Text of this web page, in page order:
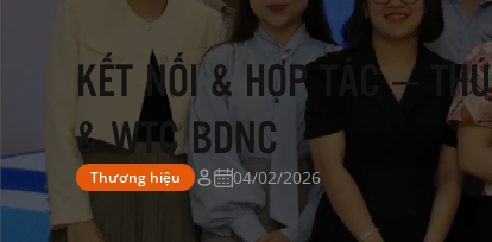
KẾT NỐI & HỢP TÁC –
& WTC BDNC
Thương hiệu 04/02/2026